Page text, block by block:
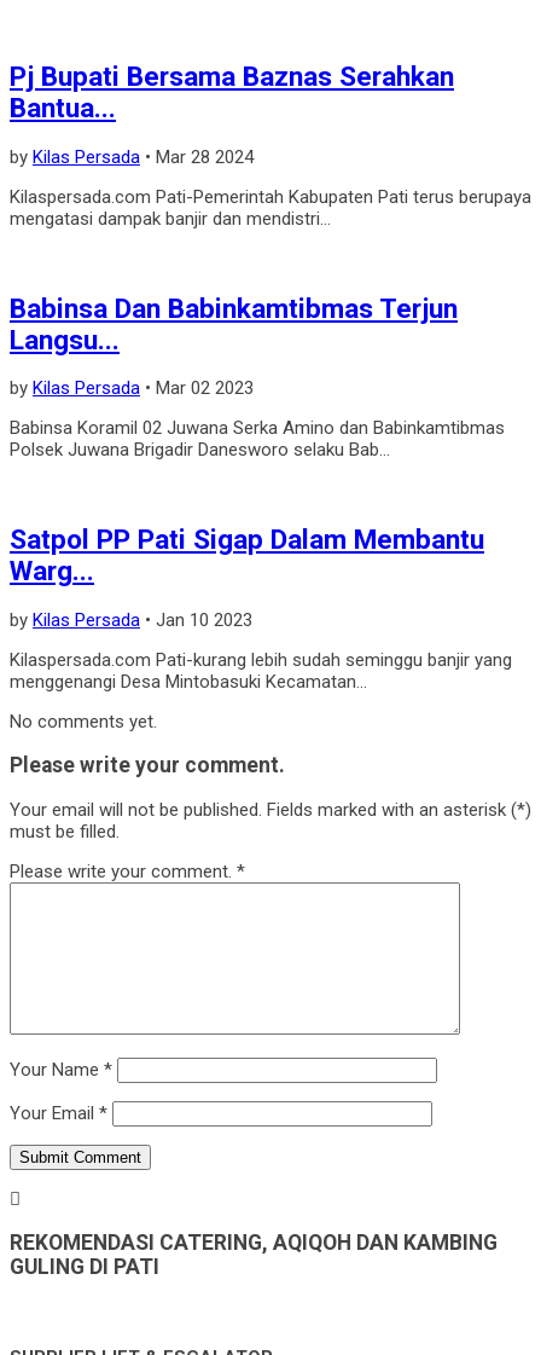
Pj Bupati Bersama Baznas Serahkan
Bantua...
by Kilas Persada • Mar 28 2024
Kilaspersada.com Pati-Pemerintah Kabupaten Pati terus berupaya
mengatasi dampak banjir dan mendistri...
Babinsa Dan Babinkamtibmas Terjun
Langsu...
by Kilas Persada • Mar 02 2023
Babinsa Koramil 02 Juwana Serka Amino dan Babinkamtibmas
Polsek Juwana Brigadir Danesworo selaku Bab...
Satpol PP Pati Sigap Dalam Membantu
Warg...
by Kilas Persada • Jan 10 2023
Kilaspersada.com Pati-kurang lebih sudah seminggu banjir yang
menggenangi Desa Mintobasuki Kecamatan...
No comments yet.
Please write your comment.
Your email will not be published. Fields marked with an asterisk (*)
must be filled.
Please write your comment. *
Your Name *
Your Email *
REKOMENDASI CATERING, AQIQOH DAN KAMBING
GULING DI PATI